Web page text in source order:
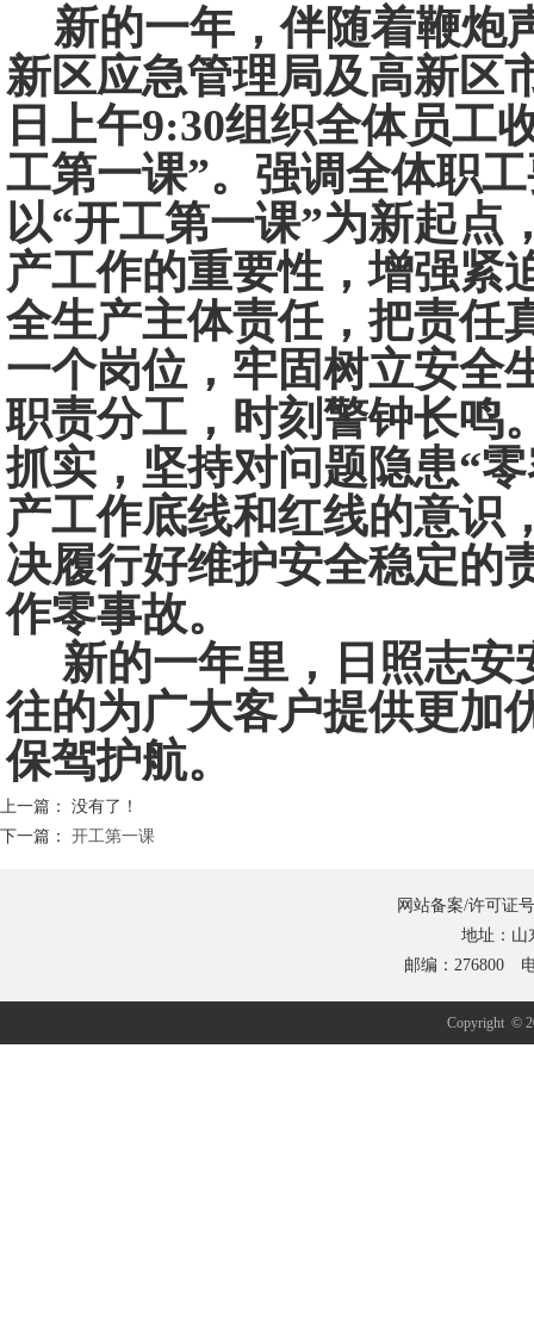
新的一年，伴随着鞭炮
新区应急管理局及高新区
日上午9:30组织全体员工
工第一课”。强调全体职
以“开工第一课”为新起点
产工作的重要性，增强紧
全生产主体责任，把责任
一个岗位，牢固树立安全
职责分工，时刻警钟长鸣
抓实，坚持对问题隐患“
产工作底线和红线的意识
决履行好维护安全稳定的
作零事故。
新的一年里，日照志
往的为广大客户提供更加
保驾护航。
上一篇： 没有了！
下一篇： 开工第一课
网站备案/许可证
地址：山
邮编：276800
Copyright ©